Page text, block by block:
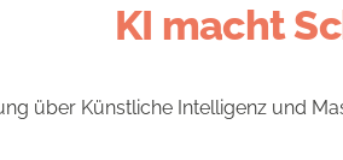
KI macht
über Künstliche Intelligenz und